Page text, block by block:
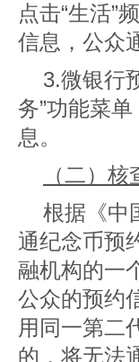
点击“生活”
信息，公众
3.微银行
务”功能菜
息。
（二）
根据《中
通纪念币预
融机构的一
公众的预约
用同一第二
的，将无法